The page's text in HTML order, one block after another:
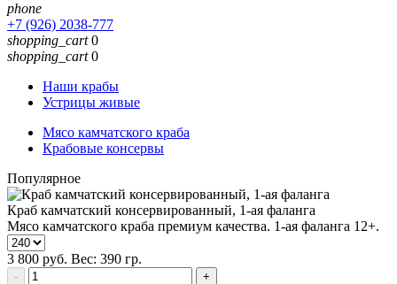
phone
+7 (926) 2038-777
shopping_cart 0
shopping_cart 0
Наши крабы
Устрицы живые
Мясо камчатского краба
Крабовые консервы
Популярное
Краб камчатский консервированный, 1-ая фаланга
Мясо камчатского краба премиум качества. 1-ая фаланга 12+.
3 800 руб. Вес: 390 гр.
-
+